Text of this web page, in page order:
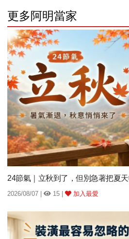
更多阿明當家
24節氣｜立秋到了，但別急著把夏
2026/08/07 | 15 | 加入最愛